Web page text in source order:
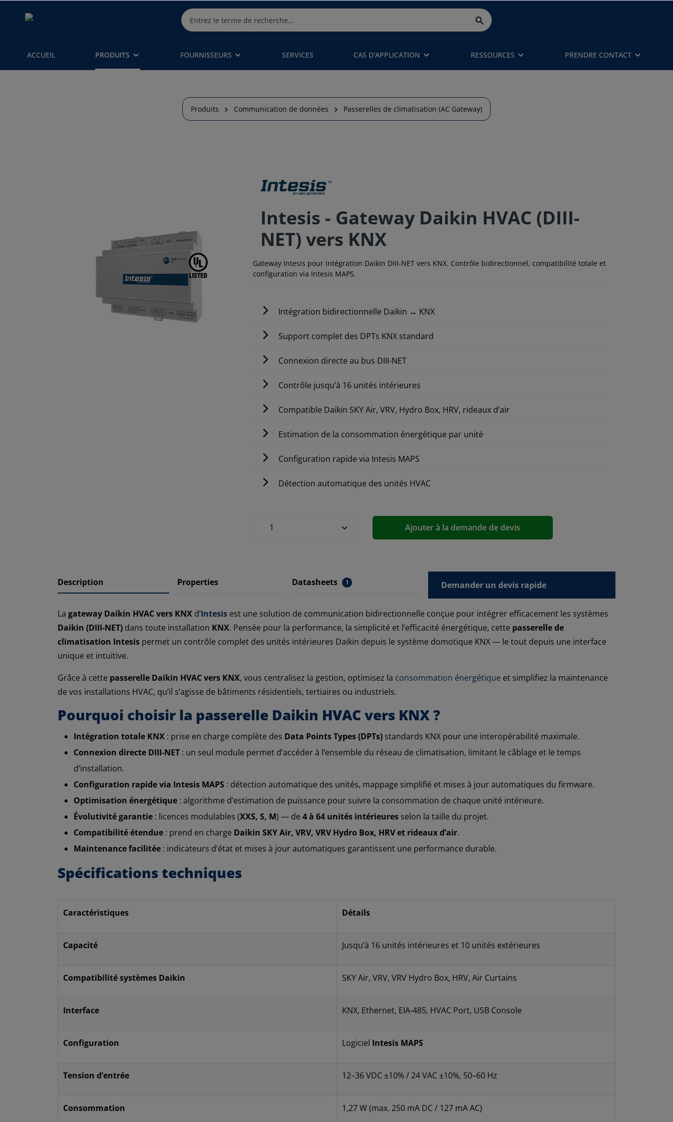
ACCUEIL PRODUITS FOURNISSEURS SERVICES CAS D'APPLICATION RESSOURCES PRENDRE CONTACT
Produits Communication de données Passerelles de climatisation (AC Gateway)
Intesis - Gateway Daikin HVAC (DIII-
NET) vers KNX
Gateway Intesis pour intégration Daikin DIII-NET vers KNX. Contrôle bidirectionnel, compatibilité totale et
configuration via Intesis MAPS.
Intégration bidirectionnelle Daikin ↔ KNX
Support complet des DPTs KNX standard
Connexion directe au bus DIII-NET
Contrôle jusqu’à 16 unités intérieures
Compatible Daikin SKY Air, VRV, Hydro Box, HRV, rideaux d’air
Estimation de la consommation énergétique par unité
Configuration rapide via Intesis MAPS
Détection automatique des unités HVAC
Ajouter à la demande de devis
Description Properties Datasheets 1 Demander un devis rapide
La gateway Daikin HVAC vers KNX d’Intesis est une solution de communication bidirectionnelle conçue pour intégrer efficacement les systèmes
Daikin (DIII-NET) dans toute installation KNX. Pensée pour la performance, la simplicité et l’efficacité énergétique, cette passerelle de
climatisation Intesis permet un contrôle complet des unités intérieures Daikin depuis le système domotique KNX — le tout depuis une interface
unique et intuitive.
Grâce à cette passerelle Daikin HVAC vers KNX, vous centralisez la gestion, optimisez la consommation énergétique et simplifiez la maintenance
de vos installations HVAC, qu’il s’agisse de bâtiments résidentiels, tertiaires ou industriels.
Pourquoi choisir la passerelle Daikin HVAC vers KNX ?
Intégration totale KNX : prise en charge complète des Data Points Types (DPTs) standards KNX pour une interopérabilité maximale.
Connexion directe DIII-NET : un seul module permet d’accéder à l’ensemble du réseau de climatisation, limitant le câblage et le temps
d’installation.
Configuration rapide via Intesis MAPS : détection automatique des unités, mappage simplifié et mises à jour automatiques du firmware.
Optimisation énergétique : algorithme d’estimation de puissance pour suivre la consommation de chaque unité intérieure.
Évolutivité garantie : licences modulables (XXS, S, M) — de 4 à 64 unités intérieures selon la taille du projet.
Compatibilité étendue : prend en charge Daikin SKY Air, VRV, VRV Hydro Box, HRV et rideaux d’air.
Maintenance facilitée : indicateurs d’état et mises à jour automatiques garantissent une performance durable.
Spécifications techniques
Caractéristiques Détails
Capacité Jusqu’à 16 unités intérieures et 10 unités extérieures
Compatibilité systèmes Daikin SKY Air, VRV, VRV Hydro Box, HRV, Air Curtains
Interface KNX, Ethernet, EIA-485, HVAC Port, USB Console
Configuration Logiciel Intesis MAPS
Tension d’entrée 12–36 VDC ±10% / 24 VAC ±10%, 50–60 Hz
Consommation 1,27 W (max. 250 mA DC / 127 mA AC)